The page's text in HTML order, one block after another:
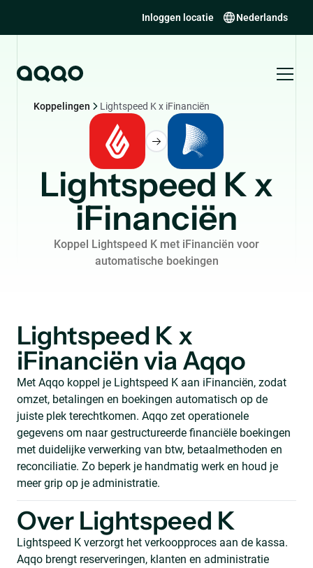
Inloggen locatie Nederlands
Koppelingen Lightspeed K x iFinanciën
Lightspeed K x
iFinanciën
Koppel Lightspeed K met iFinanciën voor
automatische boekingen
Lightspeed K x
iFinanciën via Aqqo
Met Aqqo koppel je Lightspeed K aan iFinanciën, zodat
omzet, betalingen en boekingen automatisch op de
juiste plek terechtkomen. Aqqo zet operationele
gegevens om naar gestructureerde financiële boekingen
met duidelijke verwerking van btw, betaalmethoden en
reconciliatie. Zo beperk je handmatig werk en houd je
meer grip op je administratie.
Over Lightspeed K
Lightspeed K verzorgt het verkoopproces aan de kassa.
Aqqo brengt reserveringen, klanten en administratie